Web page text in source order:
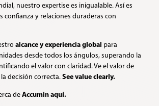
nuestro expertise es inigualable. Así es
confianza y relaciones duraderas con
alcance y experiencia global para
desde todos los ángulos, superando la
el valor con claridad. Ve el valor de
decisión correcta.See value clearly.
deAccumin aquí.